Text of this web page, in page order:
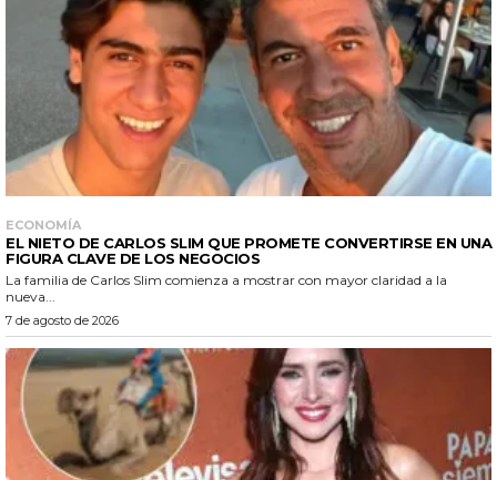
ECONOMÍA
EL NIETO DE CARLOS SLIM QUE PROMETE CONVERTIRSE EN UNA
FIGURA CLAVE DE LOS NEGOCIOS
La familia de Carlos Slim comienza a mostrar con mayor claridad a la
nueva...
7 de agosto de 2026